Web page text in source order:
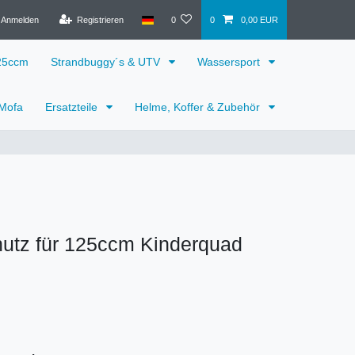
Anmelden Registrieren 0 0 0,00 EUR
Strandbuggy´s & UTV Wassersport
Ersatzteile Helme, Koffer & Zubehör
für 125ccm Kinderquad